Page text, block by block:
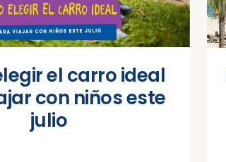
el carro ideal
con niños este
julio